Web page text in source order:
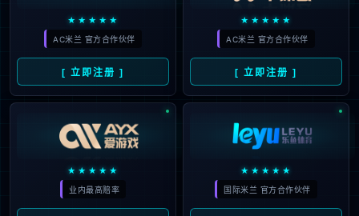
地址：
杭州市滨江区滨安路1168号XKTY广场
友情链接：